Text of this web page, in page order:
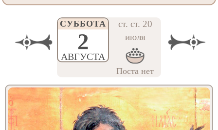
СУББОТА
2
АВГУСТА
ст. ст. 20
июля
Поста нет